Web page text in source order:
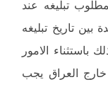
تبليغه عند
بين تاريخ تبليغه
باستثناء الامور
خارج العراق يجب